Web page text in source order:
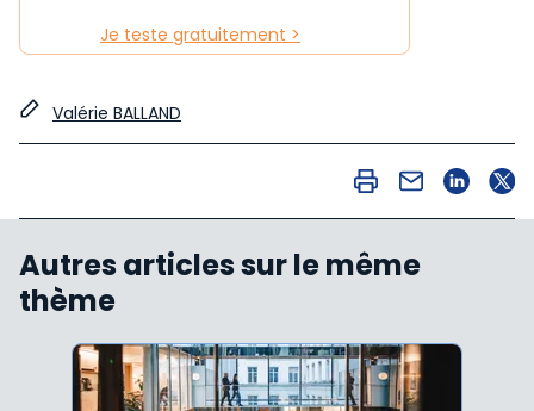
Je teste gratuitement >
Valérie BALLAND
Autres articles sur le même
thème